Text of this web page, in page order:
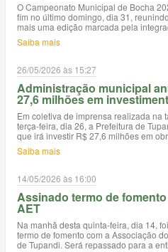
O Campeonato Municipal de Bocha
fim no último domingo, dia 31,
mais uma edição marcada pela
Saiba mais
26/05/2026 às 15:27
Administração municipal
27,6 milhões em
Em coletiva de imprensa realizada na
terça-feira, dia 26, a Prefeitura de
que irá investir R$ 27,6 milhões em
Saiba mais
14/05/2026 às 16:00
Assinado termo de
AET
Na manhã desta quinta-feira, dia 14,
termo de fomento com a Associação
de Tupandi. Será repassado para a